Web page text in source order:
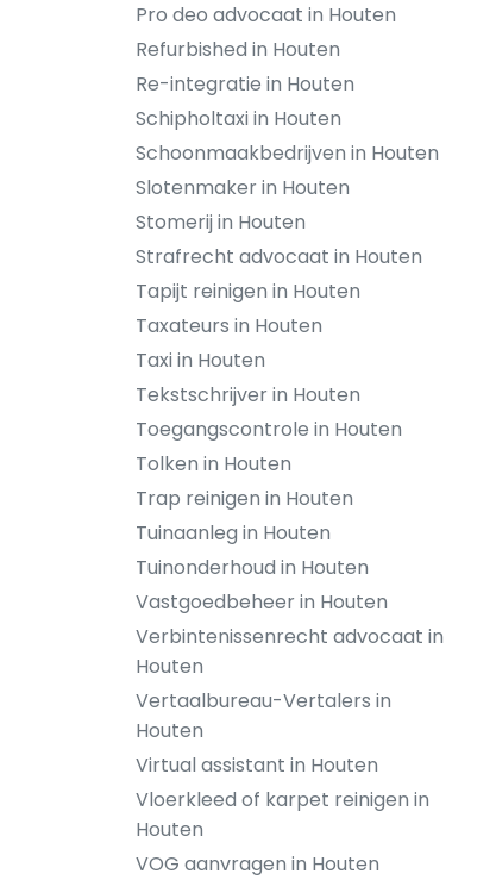
Pro deo advocaat in Houten
Refurbished in Houten
Re-integratie in Houten
Schipholtaxi in Houten
Schoonmaakbedrijven in Houten
Slotenmaker in Houten
Stomerij in Houten
Strafrecht advocaat in Houten
Tapijt reinigen in Houten
Taxateurs in Houten
Taxi in Houten
Tekstschrijver in Houten
Toegangscontrole in Houten
Tolken in Houten
Trap reinigen in Houten
Tuinaanleg in Houten
Tuinonderhoud in Houten
Vastgoedbeheer in Houten
Verbintenissenrecht advocaat in
Houten
Vertaalbureau-Vertalers in
Houten
Virtual assistant in Houten
Vloerkleed of karpet reinigen in
Houten
VOG aanvragen in Houten